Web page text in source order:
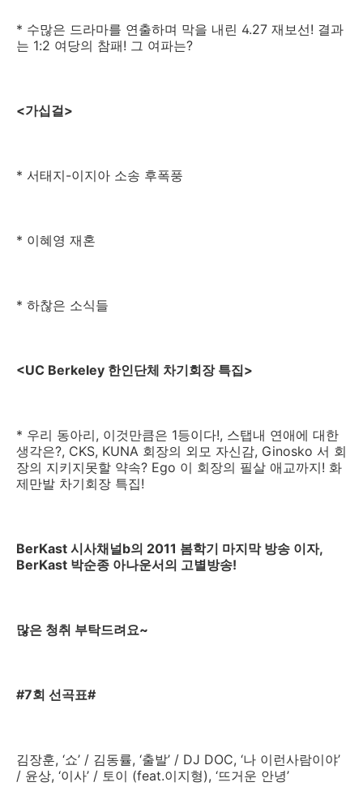
* 수많은 드라마를 연출하며 막을 내린 4.27 재보선! 결과
는 1:2 여당의 참패! 그 여파는?
<가십걸>
* 서태지-이지아 소송 후폭풍
* 이혜영 재혼
* 하찮은 소식들
<UC Berkeley 한인단체 차기회장 특집>
* 우리 동아리, 이것만큼은 1등이다!, 스탭내 연애에 대한
생각은?, CKS, KUNA 회장의 외모 자신감, Ginosko 서 회
장의 지키지못할 약속? Ego 이 회장의 필살 애교까지! 화
제만발 차기회장 특집!
BerKast 시사채널b의 2011 봄학기 마지막 방송 이자,
BerKast 박순종 아나운서의 고별방송!
많은 청취 부탁드려요~
#7회 선곡표#
김장훈, ‘쇼’ / 김동률, ‘출발’ / DJ DOC, ‘나 이런사람이야’
/ 윤상, ‘이사’ / 토이 (feat.이지형), ‘뜨거운 안녕’